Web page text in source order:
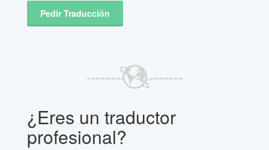
Pedir Traducción
¿Eres un traductor
profesional?